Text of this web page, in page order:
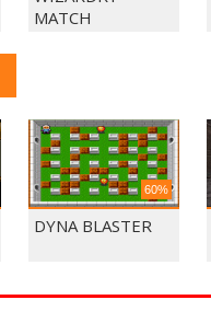
MATCH
60%
DYNA BLASTER